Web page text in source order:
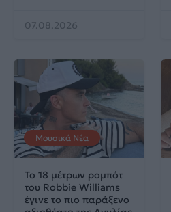
07.08.2026
Μουσικά Νέα
Το 18 μέτρων ρομπότ
του Robbie Williams
έγινε το πιο παράξενο